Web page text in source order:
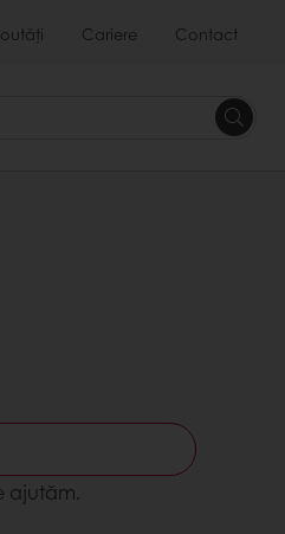
Cariere Contact
Căutare
ajutăm.